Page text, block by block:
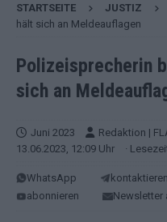
STARTSEITE JUSTIZ
hält sich an Meldeauflagen
Polizeisprecherin
sich an
Juni 2023 Redaktion |
13.06.2023, 12:09 Uhr
·
WhatsApp kontaktieren
abonnieren
Newsletter